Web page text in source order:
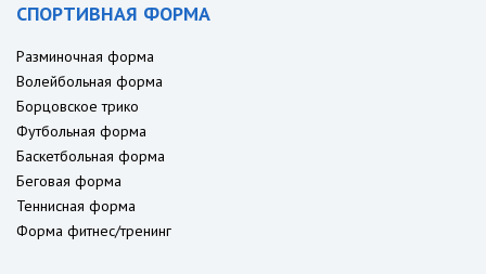
СПОРТИВНАЯ ФОРМА
Разминочная форма
Волейбольная форма
Борцовское трико
Футбольная форма
Баскетбольная форма
Беговая форма
Теннисная форма
Форма фитнес/тренинг